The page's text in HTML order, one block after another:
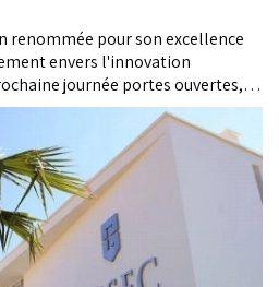
renommée pour son excellence
envers l'innovation
journée portes ouvertes,